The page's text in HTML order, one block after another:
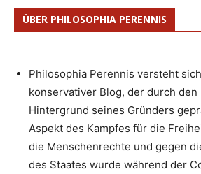
ÜBER PHILOSOPHIA PERENNIS
Philosophia Perennis versteht
konservativer Blog, der durch den
Hintergrund seines Gründers
Aspekt des Kampfes für die
die Menschenrechte und gegen
des Staates wurde während der